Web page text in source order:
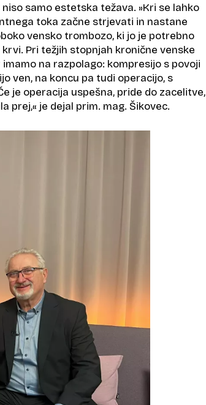
niso samo estetska težava. »Kri se lahko
toka začne strjevati in nastane
vensko trombozo, ki jo je potrebno
Pri težjih stopnjah kronične venske
na razpolago: kompresijo s povoji
ven, na koncu pa tudi operacijo, s
je operacija uspešna, pride do zacelitve,
prej,« je dejal prim. mag. Šikovec.